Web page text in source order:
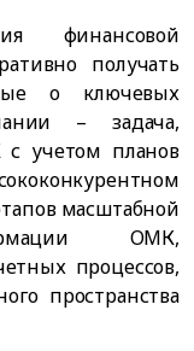
финансовой
получать
о ключевых
– задача,
с учетом планов
масштабной
ОМК,
процессов,
пространства